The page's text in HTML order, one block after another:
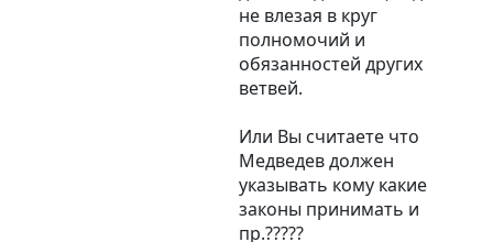
не влезая в круг
полномочий и
обязанностей других
ветвей.
Или Вы считаете что
Медведев должен
указывать кому какие
законы принимать и
пр.?????